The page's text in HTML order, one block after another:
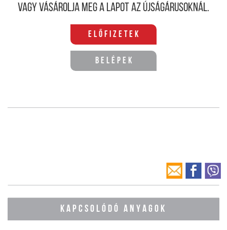
Vagy vásárolja meg a lapot az újságárusoknál.
Előfizetek
Belépek
KAPCSOLÓDÓ ANYAGOK